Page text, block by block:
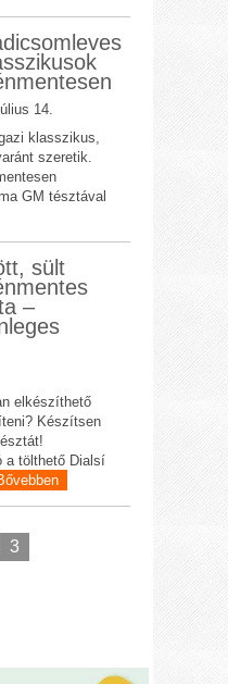
14.
klasszikus,
szeretik.
GM tésztával
sült
–
elkészíthető
Készítsen
a tölthető Dialsí
3